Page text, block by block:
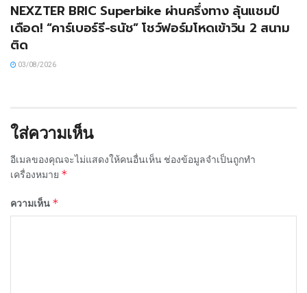
NEXZTER BRIC Superbike ผ่านครึ่งทาง ลุ้นแชมป์
เดือด! “คาร์เบอร์รี-ธนัช” โชว์ฟอร์มโหดเข้าวิน 2 สนาม
ติด
03/08/2026
ใส่ความเห็น
อีเมลของคุณจะไม่แสดงให้คนอื่นเห็น ช่องข้อมูลจำเป็นถูกทำ
เครื่องหมาย *
ความเห็น *